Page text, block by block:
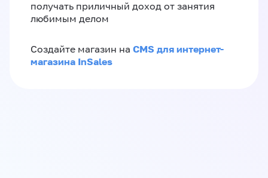
получать приличный доход от занятия
любимым делом
Создайте магазин на CMS для интернет-
магазина InSales